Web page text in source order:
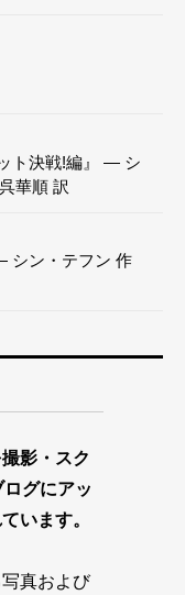
ト決戦!編』 — シ
華順 訳
シン・テフン 作
影・スク
グにアッ
います。
真および